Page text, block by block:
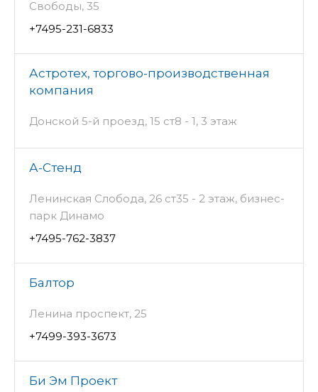
Свободы, 35
+7495-231-6833
Астротех, торгово-производственная
компания
Донской 5-й проезд, 15 ст8 - 1, 3 этаж
А-Стенд
Ленинская Слобода, 26 ст35 - 2 этаж, бизнес-
парк Динамо
+7495-762-3837
Балтор
Ленина проспект, 25
+7499-393-3673
Би Эм Проект